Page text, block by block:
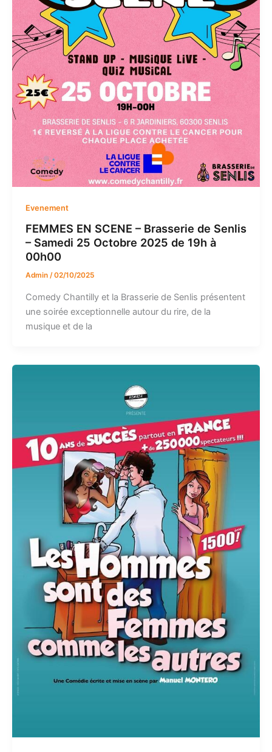
Evenement
FEMMES EN SCENE – Brasserie de Senlis
– Samedi 25 Octobre 2025 de 19h à
00h00
Admin /02/10/2025
Comedy Chantilly et la Brasserie de Senlis présentent
une soirée exceptionnelle autour du rire, de la
musique et de la